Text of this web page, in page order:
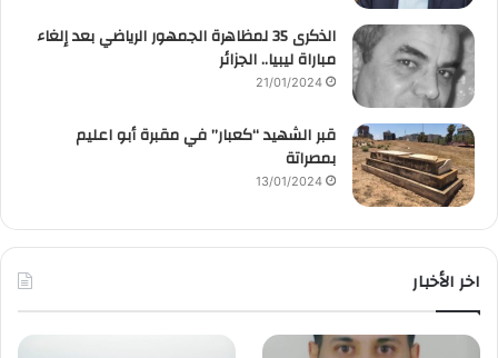
الذكرى 35 لمظاهرة الجمهور الرياضي بعد إلغاء
مباراة ليبيا.. الجزائر
21/01/2024
قبر الشهيد “كعبار” في مقبرة أبو اعليم
بمصراتة
13/01/2024
اخر الأخبار